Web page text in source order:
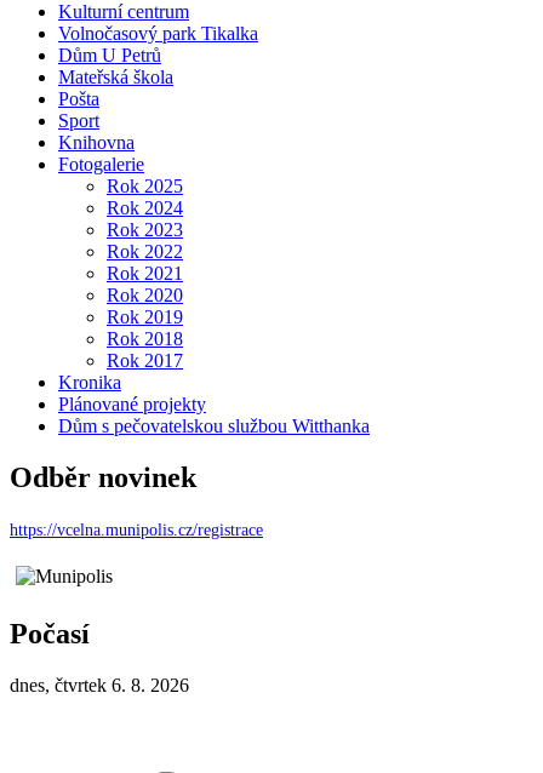
Kulturní centrum
Volnočasový park Tikalka
Dům U Petrů
Mateřská škola
Pošta
Sport
Knihovna
Fotogalerie
Rok 2025
Rok 2024
Rok 2023
Rok 2022
Rok 2021
Rok 2020
Rok 2019
Rok 2018
Rok 2017
Kronika
Plánované projekty
Dům s pečovatelskou službou Witthanka
Odběr novinek
https://vcelna.munipolis.cz/registrace
Počasí
dnes, čtvrtek 6. 8. 2026